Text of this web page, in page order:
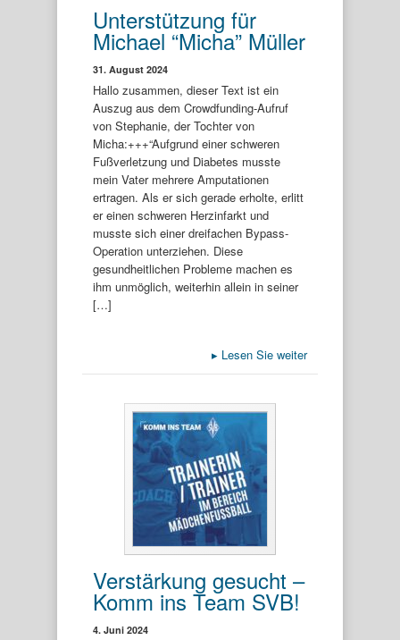
Unterstützung für
Michael “Micha” Müller
31. August 2024
Hallo zusammen, dieser Text ist ein
Auszug aus dem Crowdfunding-Aufruf
von Stephanie, der Tochter von
Micha:+++“Aufgrund einer schweren
Fußverletzung und Diabetes musste
mein Vater mehrere Amputationen
ertragen. Als er sich gerade erholte, erlitt
er einen schweren Herzinfarkt und
musste sich einer dreifachen Bypass-
Operation unterziehen. Diese
gesundheitlichen Probleme machen es
ihm unmöglich, weiterhin allein in seiner
[…]
▸ Lesen Sie weiter
Verstärkung gesucht –
Komm ins Team SVB!
4. Juni 2024